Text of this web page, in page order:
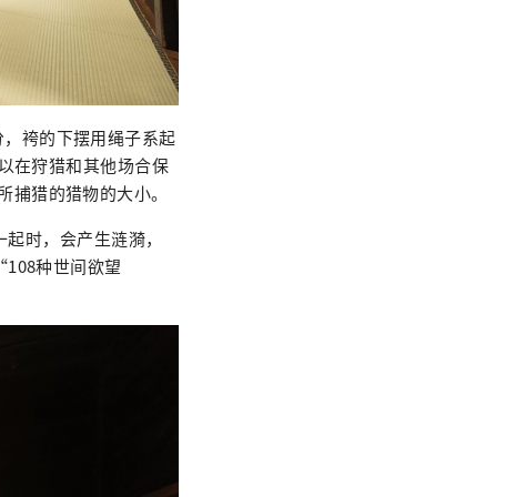
袴的下摆用绳子系起
在狩猎和其他场合保
猎的猎物的大小。
时，会产生涟漪，
种世间欲望